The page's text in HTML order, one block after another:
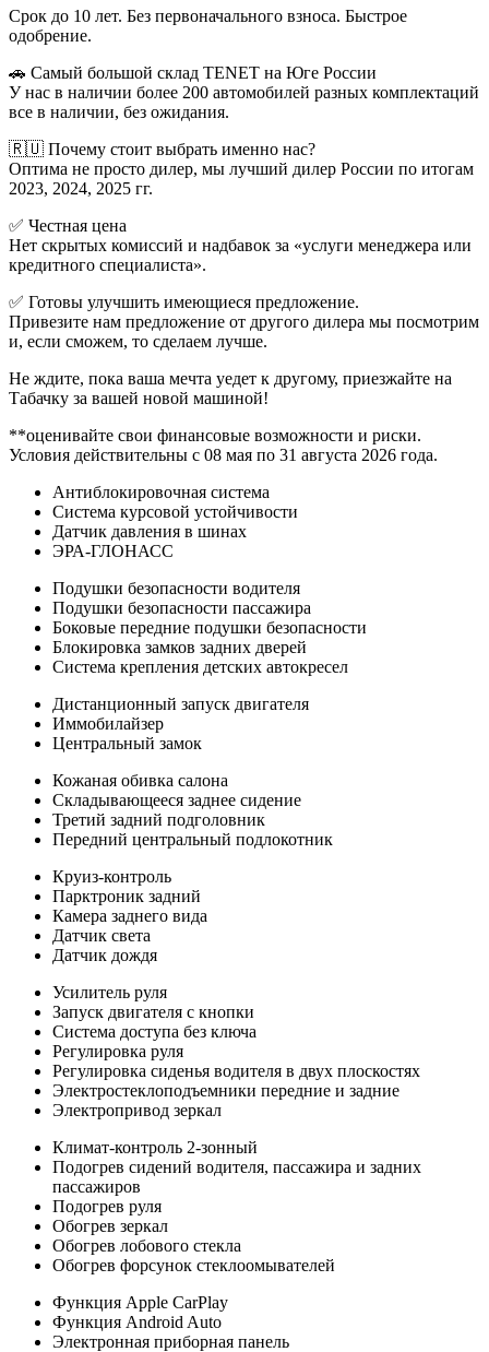
Срок до 10 лет. Без первоначального взноса. Быстрое
одобрение.
🚗 Самый большой склад TENET на Юге России
У нас в наличии более 200 автомобилей разных комплектаций
все в наличии, без ожидания.
🇷🇺 Почему стоит выбрать именно нас?
Оптима не просто дилер, мы лучший дилер России по итогам
2023, 2024, 2025 гг.
✅ Честная цена
Нет скрытых комиссий и надбавок за «услуги менеджера или
кредитного специалиста».
✅ Готовы улучшить имеющиеся предложение.
Привезите нам предложение от другого дилера мы посмотрим
и, если сможем, то сделаем лучше.
Не ждите, пока ваша мечта уедет к другому, приезжайте на
Табачку за вашей новой машиной!
**оценивайте свои финансовые возможности и риски.
Условия действительны с 08 мая по 31 августа 2026 года.
Антиблокировочная система
Система курсовой устойчивости
Датчик давления в шинах
ЭРА-ГЛОНАСС
Подушки безопасности водителя
Подушки безопасности пассажира
Боковые передние подушки безопасности
Блокировка замков задних дверей
Система крепления детских автокресел
Дистанционный запуск двигателя
Иммобилайзер
Центральный замок
Кожаная обивка салона
Складывающееся заднее сидение
Третий задний подголовник
Передний центральный подлокотник
Круиз-контроль
Парктроник задний
Камера заднего вида
Датчик света
Датчик дождя
Усилитель руля
Запуск двигателя с кнопки
Система доступа без ключа
Регулировка руля
Регулировка сиденья водителя в двух плоскостях
Электростеклоподъемники передние и задние
Электропривод зеркал
Климат-контроль 2-зонный
Подогрев сидений водителя, пассажира и задних
пассажиров
Подогрев руля
Обогрев зеркал
Обогрев лобового стекла
Обогрев форсунок стеклоомывателей
Функция Apple CarPlay
Функция Android Auto
Электронная приборная панель